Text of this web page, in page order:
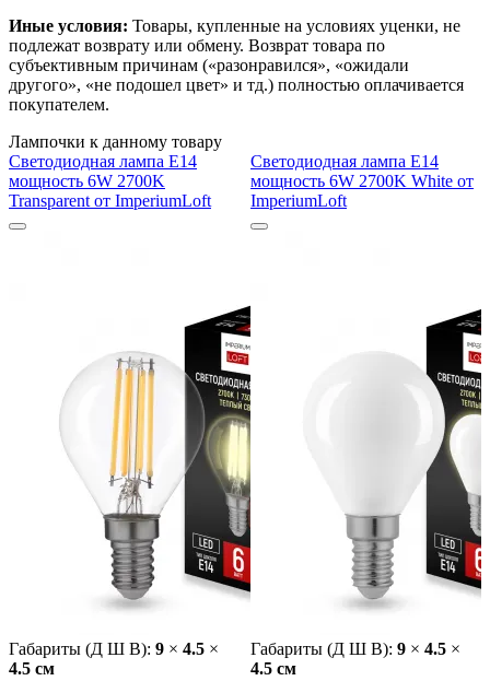
Иные условия: Товары, купленные на условиях уценки, не
подлежат возврату или обмену. Возврат товара по
субъективным причинам («разонравился», «ожидали
другого», «не подошел цвет» и тд.) полностью оплачивается
покупателем.
Лампочки к данному товару
Светодиодная лампа E14
мощность 6W 2700K
Transparent от ImperiumLoft
Габариты (Д Ш В): 9 × 4.5 ×
4.5 cм
Светодиодная лампа E14
мощность 6W 2700K White от
ImperiumLoft
Габариты (Д Ш В): 9 × 4.5 ×
4.5 cм